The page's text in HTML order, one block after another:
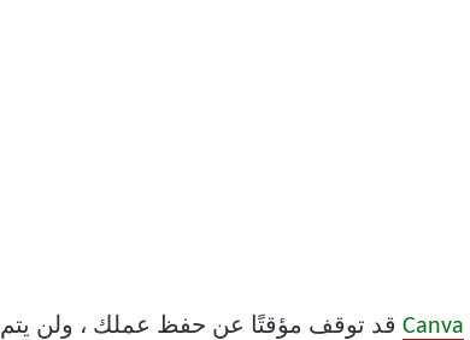
Canva قد توقف مؤقتًا عن حفظ عملك ، ولن يتم